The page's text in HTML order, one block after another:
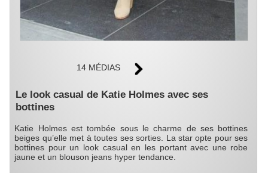
14 MÉDIAS
Le look casual de Katie Holmes avec ses
bottines
Katie Holmes est tombée sous le charme de ses bottines
beiges qu’elle met à toutes ses sorties. La star opte pour ses
bottines pour un look casual en les portant avec une robe
jaune et un blouson jeans hyper tendance.